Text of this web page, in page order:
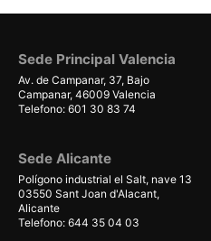
Sede Principal Valencia
Av. de Campanar, 37, Bajo
Campanar, 46009 Valencia
Telefono: 601 30 83 74
Sede Alicante
Polígono industrial el Salt, nave 13
03550 Sant Joan d'Alacant,
Alicante
Telefono: 644 35 04 03